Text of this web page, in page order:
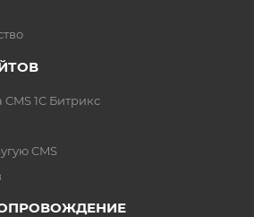
1C Битрикс
CMS